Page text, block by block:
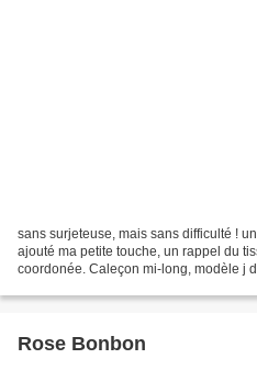
sans surjeteuse, mais sans difficulté !
ajouté ma petite touche, un rappel du
coordonée. Caleçon mi-long, modèle j
Rose Bonbon